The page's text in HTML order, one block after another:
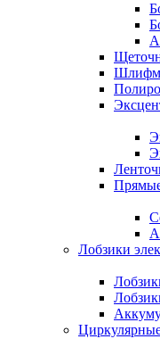
Лобзики